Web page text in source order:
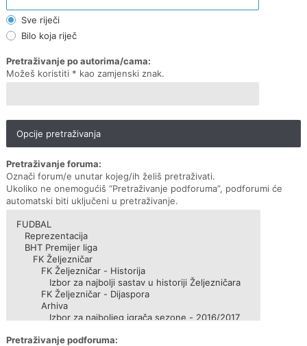
Sve riječi
Bilo koja riječ
Pretraživanje po autorima/cama:
Možeš koristiti * kao zamjenski znak.
Opcije pretraživanja
Pretraživanje foruma:
Označi forum/e unutar kojeg/ih želiš pretraživati.
Ukoliko ne onemogućiš “Pretraživanje podforuma”, podforumi će
automatski biti uključeni u pretraživanje.
Pretraživanje podforuma: